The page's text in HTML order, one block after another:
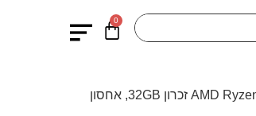
0
/ מחשב גיימינג לבן TNAGEAMD141 מבוסס מעבד AMD Ryzen 7 7800X3D זכרון 32GB, אחסון